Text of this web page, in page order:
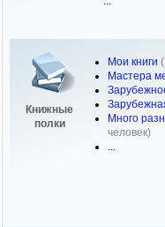
Книжные
полки
Мои книги
Мастера
Много
человек)
...